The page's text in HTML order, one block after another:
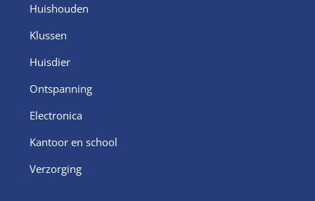
Huishouden
Klussen
Huisdier
Ontspanning
Electronica
Kantoor en school
Verzorging